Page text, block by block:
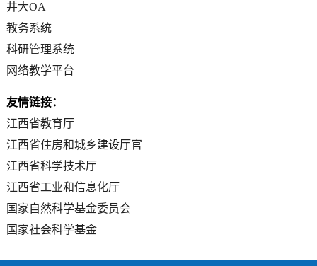
井大OA
教务系统
科研管理系统
网络教学平台
友情链接：
江西省教育厅
江西省住房和城乡建设厅官
江西省科学技术厅
江西省工业和信息化厅
国家自然科学基金委员会
国家社会科学基金